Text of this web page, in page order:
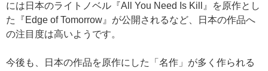
には日本のライトノベル『All You Need Is Kill』を原作とし
た『Edge of Tomorrow』が公開されるなど、日本の作品へ
の注目度は高いようです。
今後も、日本の作品を原作にした「名作」が多く作られる